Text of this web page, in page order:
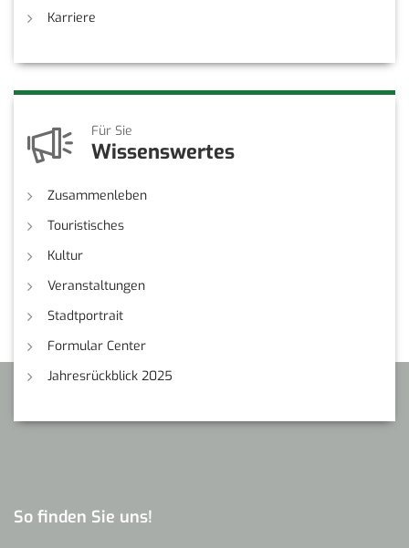
Karriere
Für Sie
Wissenswertes
Zusammenleben
Touristisches
Kultur
Veranstaltungen
Stadtportrait
Formular Center
Jahresrückblick 2025
So finden Sie uns!